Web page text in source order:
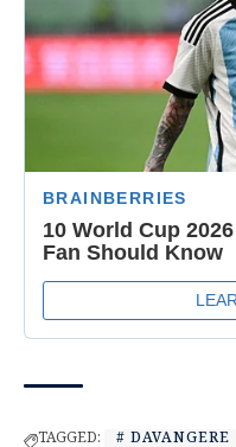
TAGGED: # DAVANGERE